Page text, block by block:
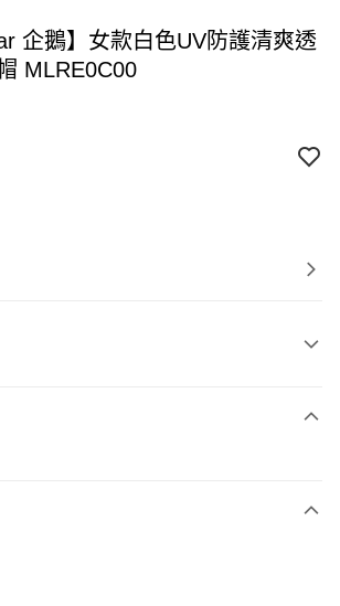
企鵝】女款白色UV防護清爽透
MLRE0C00